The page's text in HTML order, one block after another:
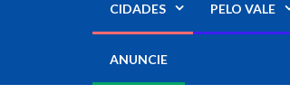
CIDADES PELO VALE
ANUNCIE